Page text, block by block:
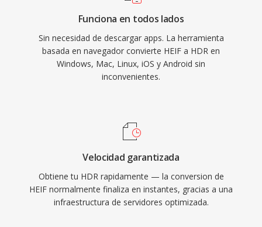
Funciona en todos lados
Sin necesidad de descargar apps. La herramienta
basada en navegador convierte HEIF a HDR en
Windows, Mac, Linux, iOS y Android sin
inconvenientes.
Velocidad garantizada
Obtiene tu HDR rapidamente — la conversion de
HEIF normalmente finaliza en instantes, gracias a una
infraestructura de servidores optimizada.